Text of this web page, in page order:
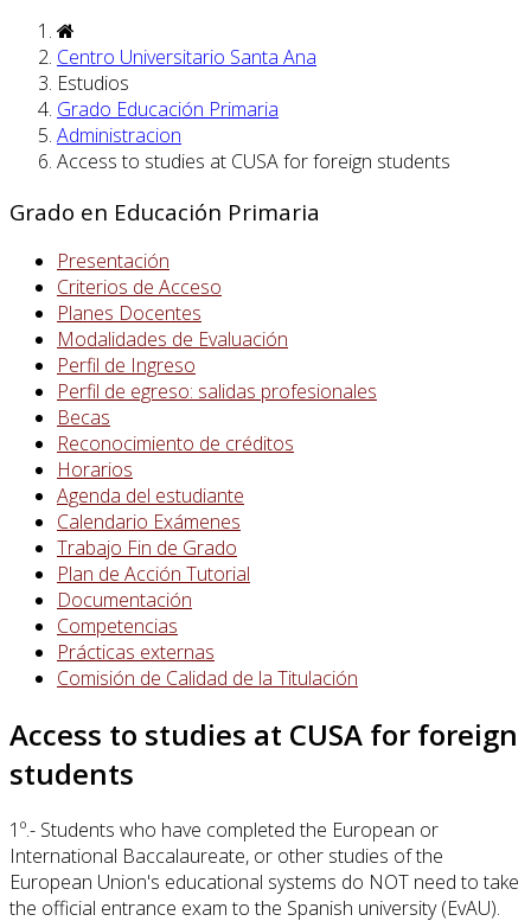
Centro Universitario Santa Ana
Estudios
Grado Educación Primaria
Administracion
Access to studies at CUSA for foreign students
Grado en Educación Primaria
Presentación
Criterios de Acceso
Planes Docentes
Modalidades de Evaluación
Perfil de Ingreso
Perfil de egreso: salidas profesionales
Becas
Reconocimiento de créditos
Horarios
Agenda del estudiante
Calendario Exámenes
Trabajo Fin de Grado
Plan de Acción Tutorial
Documentación
Competencias
Prácticas externas
Comisión de Calidad de la Titulación
Access to studies at CUSA for foreign
students
1º.- Students who have completed the European or
International Baccalaureate, or other studies of the
European Union's educational systems do NOT need to take
the official entrance exam to the Spanish university (EvAU).